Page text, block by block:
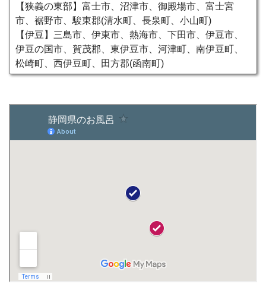
【狭義の東部】富士市、沼津市、御殿場市、富士宮
市、裾野市、駿東郡(清水町、長泉町、小山町)
【伊豆】三島市、伊東市、熱海市、下田市、伊豆市、
伊豆の国市、賀茂郡、東伊豆市、河津町、南伊豆町、
松崎町、西伊豆町、田方郡(函南町)